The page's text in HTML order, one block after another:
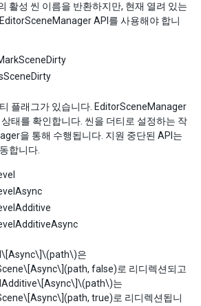
활성 씬 이름을 반환하지만, 현재 열려 있는
API를 사용해야 합니
플래그가 있습니다. EditorSceneManager
태를 확인합니다. 씬을 더티로 설정하는 작
을 통해 수행됩니다. 지원 중단된 API는
합니다.
\[Async\]\(path\)은
\[Async\](path, false)로 리디렉션되고
\[Async\]\(path\)는
\[Async\](path, true)로 리디렉션됩니